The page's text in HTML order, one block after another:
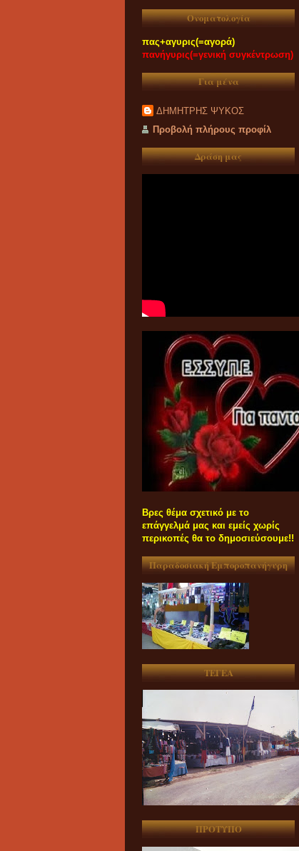
Ονοματολογία
πας+αγυρις(=αγορά)
πανήγυρις(=γενική συγκέντρωση)
Για μένα
ΔΗΜΗΤΡΗΣ ΨΥΚΟΣ
Προβολή πλήρους προφίλ
Δράση μας
Βρες θέμα σχετικό με το
επάγγελμά μας και εμείς χωρίς
περικοπές θα το δημοσιεύσουμε!!
Παραδοσιακή Εμποροπανήγυρη
ΤΕΓΕΑ
ΠΡΟΤΥΠΟ